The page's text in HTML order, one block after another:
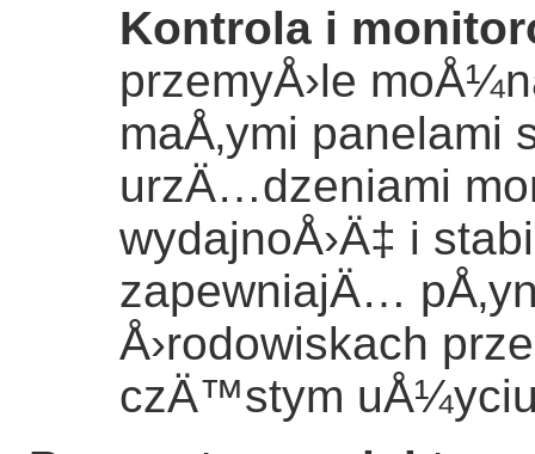
Kontrola i
przemyÅ›le
maÅ‚ymi
urzÄ…dzeniami
wydajnoÅ›Ä‡ i
zapewniajÄ…
Å›rodowiskach
czÄ™stym